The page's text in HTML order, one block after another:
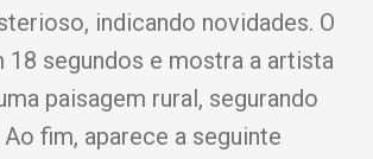
indicando novidades. O
segundos e mostra a artista
paisagem rural, segurando
fim, aparece a seguinte